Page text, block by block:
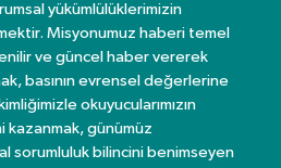
yükümlülüklerimizin
Misyonumuz haberi temel
ve güncel haber vererek
basının evrensel değerlerine
okuyucularımızın
kazanmak, günümüz
sorumluluk bilincini benimseyen